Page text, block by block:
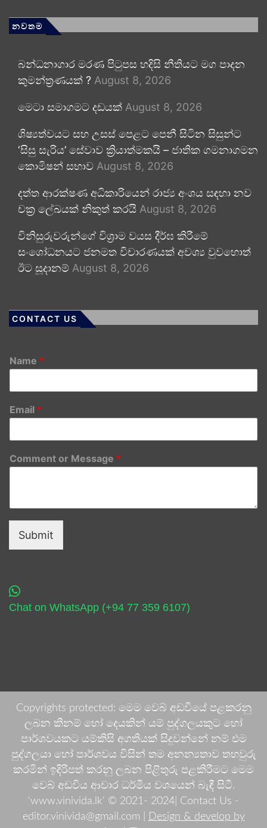
නවතම
බන්ධනාගාර මරණ පිටුපස හදිසි නීතියට මග පාදන
කුමන්ත්‍රණයක් ? August 8, 2026
මෙටා සමාගමට දඩයක් August 8, 2026
ශිෂ්‍යත්වයට සහ උසස් පෙළට පෙනී සිටින සිසුන්ට
‘සිසු සැරිය’ සේවාව ක්‍රියාත්මකයි – ජාතික ගමනාගමන
කොමිෂන් සභාව August 8, 2026
දත්ත ආරක්ෂණ අධිකාරියෙන් රාජ්‍ය අංශය සඳහා නව
චක්‍ර ලේඛයක් නිකුත් කරයි August 8, 2026
විනිසුරුවරුන්ගේ විශ්‍රාම වයස දීර්ඝ කිරීමේ
සංශෝධනයට ජනමත විචාරණයක් අවශ්‍ය වුවහොත්
ඊට සූදානම් August 8, 2026
CONTACT US
Name *
Email *
Comment or Message *
Submit
Chat on WhatsApp (+94 77 359 6107)
Copyrights protected: මෙම වෙබ් අඩවියේ පළකරනු
ලබන කිනම් හෝ දෙයකින් යම් පුද්ගලයකුට හෝ
පාර්ශවයකට යම්කිසි අගතියක් සිදුවන්නේ නම් එම
පුද්ගලයා හෝ පාර්ශවය විසින් තම අනන්‍යතාව තහවුරු
කරමින් ඉදිරිපත් කරනු ලබන පිළිතුරු පළකිරීමට මෙම
වෙබ් අඩවිය ආචාර ධර්මීය වශයෙන් බැඳී සිටී.
'www.vinivida.lk' © 2021- 2024| Contact Us -
editor.vinivida@gmail.com |
Design & develop by